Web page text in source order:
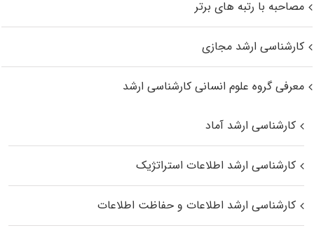
مصاحبه با رتبه های برتر
کارشناسی ارشد مجازی
معرفی گروه علوم انسانی کارشناسی ارشد
کارشناسی ارشد آماد
کارشناسی ارشد اطلاعات استراتژیک
کارشناسی ارشد اطلاعات و حفاظت اطلاعات